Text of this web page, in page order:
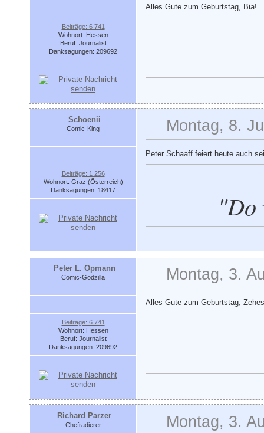
Beiträge: 6 741
Wohnort: Hessen
Beruf: Journalist
Danksagungen: 209692
Alles Gute zum Geburtstag, Bia!
Schoenii
Comic-King
Beiträge: 1 256
Wohnort: Graz (Österreich)
Danksagungen: 18417
Montag, 8.
Peter Schaaff feiert heute auch
"Do
Peter L. Opmann
Comic-Godzilla
Beiträge: 6 741
Wohnort: Hessen
Beruf: Journalist
Danksagungen: 209692
Montag, 3.
Alles Gute zum Geburtstag,
Richard Parzer
Chefradierer Montag, 3.